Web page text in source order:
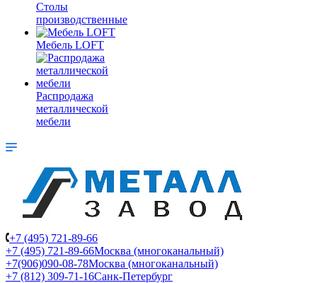
Столы
производственные
Мебель LOFT
Распродажа
металлической
мебели
+7 (495) 721-89-66
+7 (495) 721-89-66Москва (многоканальный)
+7(906)090-08-78Москва (многоканальный)
+7 (812) 309-71-16Санк-Петербург